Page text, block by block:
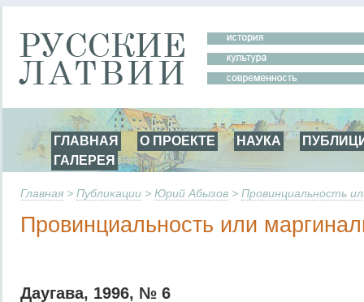
ГЛАВНАЯ О ПРОЕКТЕ НАУКА
ГАЛЕРЕЯ
Главная > Публикации > Юрий Абызов > Провинциальность
Провинциальность или
Даугава, 1996, № 6